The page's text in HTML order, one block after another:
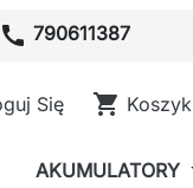
call 790611387
Się shopping_cart Koszyk
AKUMULATORY